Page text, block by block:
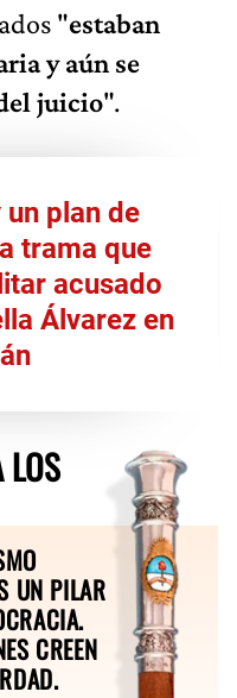
"estaban
y aún se
juicio".
plan de
trama que
acusado
Álvarez en
LOS
UN PILAR
CREEN